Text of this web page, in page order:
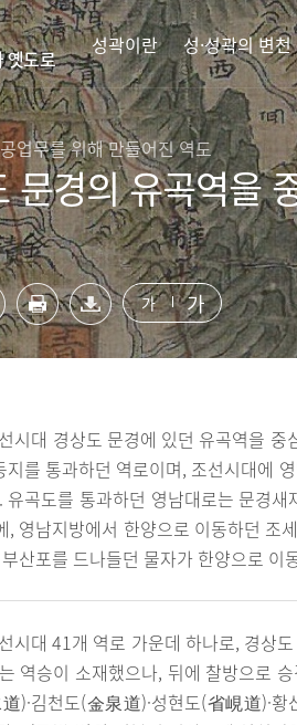
옛도로
성곽이란 성·성곽의 변천
업무를 위해 만들어진 역도
문경의 유곡역을
가 가
시대 경상도 문경에 있던 유곡역을
지를 통과하던 역로이며, 조선시대에
유곡도를 통과하던 영남대로는 문경
, 영남지방에서 한양으로 이동하던 조
산포를 드나들던 물자가 한양으로 이
시대 41개 역로 가운데 하나로, 경상
역승이 소재했으나, 뒤에 찰방으로
)·김천도(金泉道)·성현도(省峴道)·